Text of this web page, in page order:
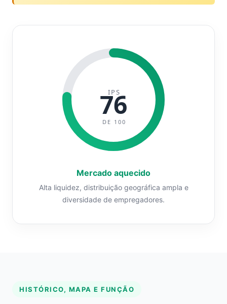
IPS
76
DE 100
Mercado aquecido
Alta liquidez, distribuição geográfica ampla e
diversidade de empregadores.
HISTÓRICO, MAPA E FUNÇÃO